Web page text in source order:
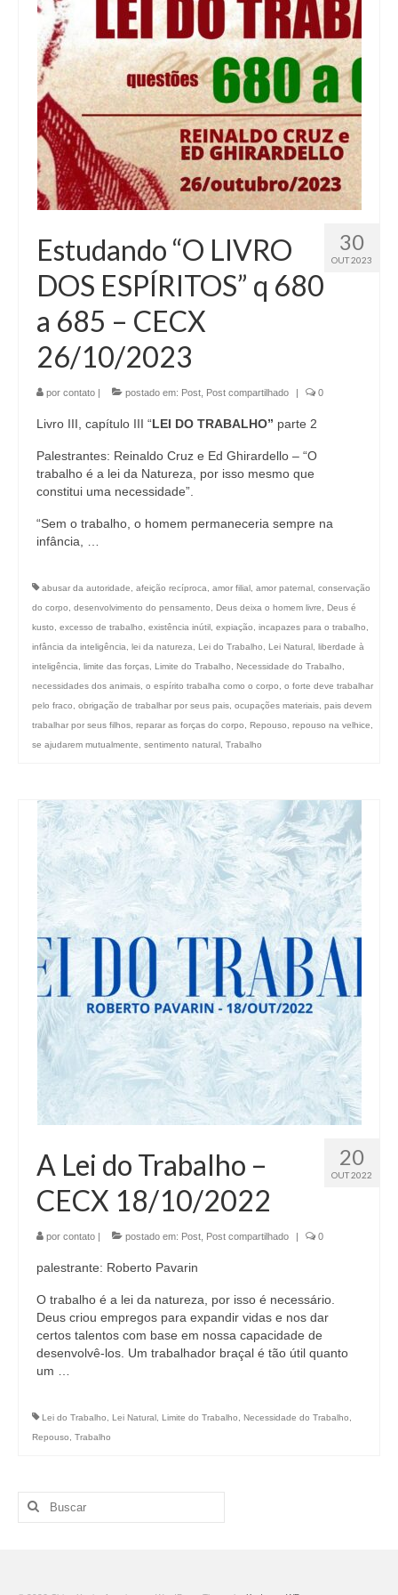
30
OUT 2023
Estudando “O LIVRO
DOS ESPÍRITOS” q 680
a 685 – CECX
26/10/2023
por contato | postado em: Post Post compartilhado | 0
Livro III, capítulo III “LEI DO TRABALHO” parte 2
Palestrantes: Reinaldo Cruz e Ed Ghirardello – “O
trabalho é a lei da Natureza, por isso mesmo que
constitui uma necessidade”.
“Sem o trabalho, o homem permaneceria sempre na
infância, …
abusar da autoridade afeição recíproca amor filial amor paternal conservação
do corpo
desenvolvimento do pensamento Deus deixa o homem livre
Deus é
kusto
excesso de trabalho existência inútil expiação incapazes para o trabalho
infância da inteligência
lei da natureza Lei do Trabalho Lei Natural liberdade à
inteligência
limite das forças Limite do Trabalho Necessidade do Trabalho
necessidades dos animais o espírito trabalha como o corpo
o forte deve trabalhar
pelo fraco
obrigação de trabalhar por seus pais ocupações materiais pais devem
trabalhar por seus filhos reparar as forças do corpo Repouso repouso na velhice
se ajudarem mutualmente
sentimento natural Trabalho
20
OUT 2022
A Lei do Trabalho –
CECX 18/10/2022
por contato | postado em: Post Post compartilhado | 0
palestrante: Roberto Pavarin
O trabalho é a lei da natureza, por isso é necessário.
Deus criou empregos para expandir vidas e nos dar
certos talentos com base em nossa capacidade de
desenvolvê-los. Um trabalhador braçal é tão útil quanto
um …
Lei do Trabalho Lei Natural Limite do Trabalho Necessidade do Trabalho
Repouso
Trabalho
Buscar